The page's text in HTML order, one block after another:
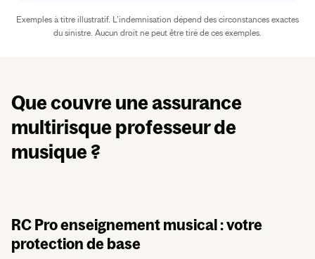
Exemples à titre illustratif. L’indemnisation dépend des circonstances exactes
du sinistre. Aucun droit ne peut être tiré de ces exemples.
Que couvre une assurance
multirisqueprofesseur de
musique ?
RC Pro enseignement musical : votre
protection de base